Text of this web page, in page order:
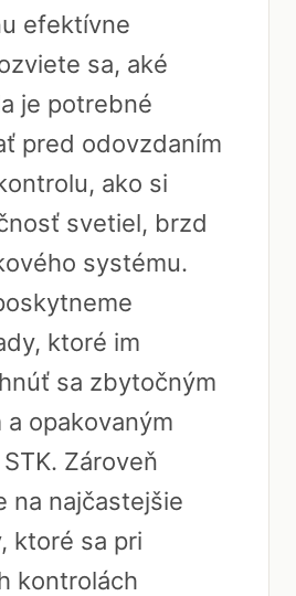
efektívne
sa, aké
je potrebné
pred odovzdaním
ako si
svetiel, brzd
systému.
ktoré im
sa zbytočným
opakovaným
Zároveň
na najčastejšie
ktoré sa pri
kontrolách